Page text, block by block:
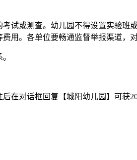
或测查。幼儿园不得设置实验班
用。各单位要畅通监督举报渠道，
在对话框回复【城阳幼儿园】可获